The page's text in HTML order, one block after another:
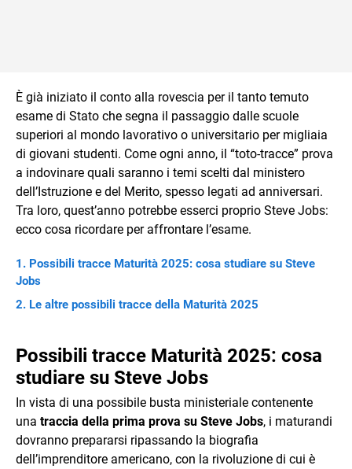
È già iniziato il conto alla rovescia per il tanto temuto
esame di Stato che segna il passaggio dalle scuole
superiori al mondo lavorativo o universitario per migliaia
di giovani studenti. Come ogni anno, il “toto-tracce” prova
a indovinare quali saranno i temi scelti dal ministero
dell’Istruzione e del Merito, spesso legati ad anniversari.
Tra loro, quest’anno potrebbe esserci proprio Steve Jobs:
ecco cosa ricordare per affrontare l’esame.
Possibili tracce Maturità 2025: cosa studiare su Steve
Jobs
Le altre possibili tracce della Maturità 2025
Possibili tracce Maturità 2025: cosa
studiare su Steve Jobs
In vista di una possibile busta ministeriale contenente
una traccia della prima prova su Steve Jobs, i maturandi
dovranno prepararsi ripassando la biografia
dell’imprenditore americano, con la rivoluzione di cui è